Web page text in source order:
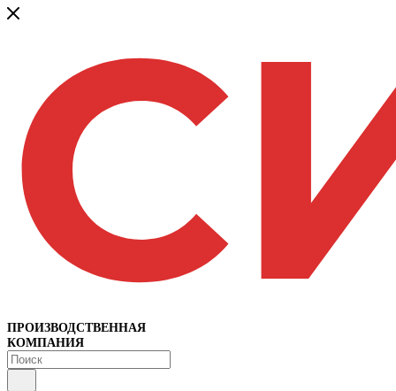
ПРОИЗВОДСТВЕННАЯ
КОМПАНИЯ